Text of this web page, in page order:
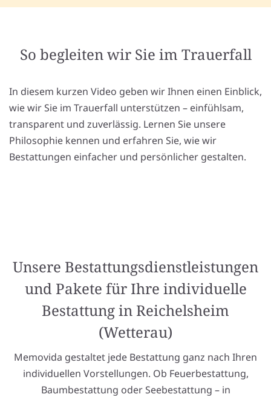
So begleiten wir Sie im Trauerfall
In diesem kurzen Video geben wir Ihnen einen Einblick,
wie wir Sie im Trauerfall unterstützen – einfühlsam,
transparent und zuverlässig. Lernen Sie unsere
Philosophie kennen und erfahren Sie, wie wir
Bestattungen einfacher und persönlicher gestalten.
Unsere Bestattungsdienstleistungen
und Pakete für Ihre individuelle
Bestattung in Reichelsheim
(Wetterau)
Memovida gestaltet jede Bestattung ganz nach Ihren
individuellen Vorstellungen. Ob Feuerbestattung,
Baumbestattung oder Seebestattung – in